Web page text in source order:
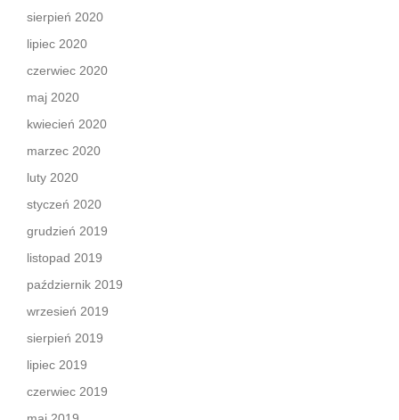
sierpień 2020
lipiec 2020
czerwiec 2020
maj 2020
kwiecień 2020
marzec 2020
luty 2020
styczeń 2020
grudzień 2019
listopad 2019
październik 2019
wrzesień 2019
sierpień 2019
lipiec 2019
czerwiec 2019